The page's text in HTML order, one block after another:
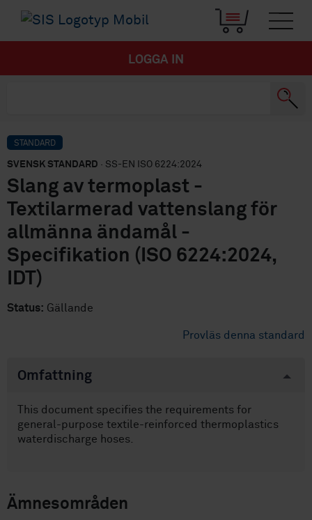
LOGGA IN
STANDARD
SVENSK STANDARD · SS-EN ISO 6224:2024
Slang av termoplast -
Textilarmerad vattenslang för
allmänna ändamål -
Specifikation (ISO 6224:2024,
IDT)
Status: Gällande
Provläs denna standard
Omfattning
This document specifies the requirements for
general-purpose textile-reinforced thermoplastics
waterdischarge hoses.
Ämnesområden